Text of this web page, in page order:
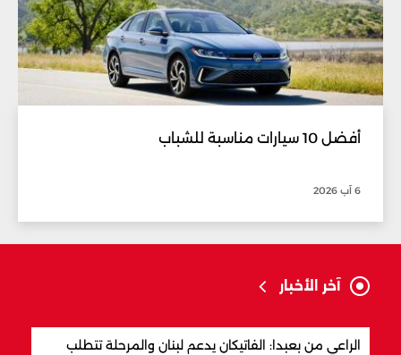
أفضل 10 سيارات مناسبة للشباب
6 آب 2026
آخر الأخبار
الراعي من بعبدا: الفاتيكان يدعم لبنان والمرحلة تتطلب